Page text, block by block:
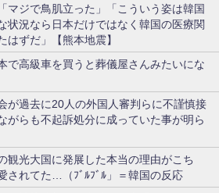
ジで鳥肌立った」「こういう姿は韓国
状況なら日本だけではなく韓国の医療関
はずだ」【熊本地震】
で高級車を買うと葬儀屋さんみたいにな
が過去に20人の外国人審判らに不謹慎接
がらも不起訴処分に成っていた事が明ら
観光大国に発展した本当の理由がこち
れてた…（ﾌﾞﾙﾌﾞﾙ」＝韓国の反応